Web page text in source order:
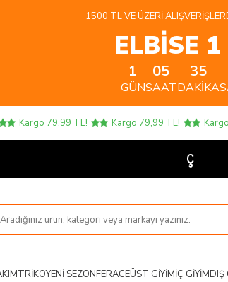
1500 TL VE ÜZERI
ELBİSE
1
GÜN
05
SAAT
35
DAKIKA
79,99 TL! Kargo 79,99 TL! Kargo
Çocuk Ü
TRIKOYENI SEZONFERACEÜST GIYIMİÇ GIYIMDIŞ